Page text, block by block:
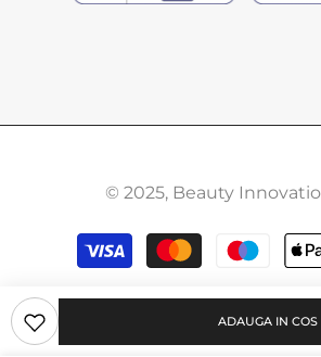
ADAUGA IN COS
© 2025, Beauty
de